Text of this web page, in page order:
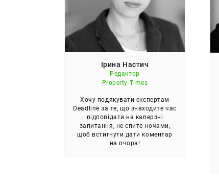
Ірина Настич
Редактор
Property Times
Хочу подякувати експертам
Deadline за те, що знаходите час
відповідати на каверзні
запитання, не спите ночами,
щоб встигнути дати коментар
на вчора!